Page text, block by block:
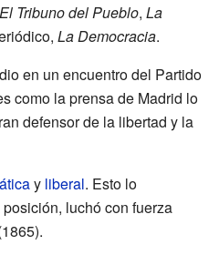
El Tribuno del Pueblo, La
La Democracia.
en un encuentro del Partido
como la prensa de Madrid lo
defensor de la libertad y la
y liberal. Esto lo
luchó con fuerza